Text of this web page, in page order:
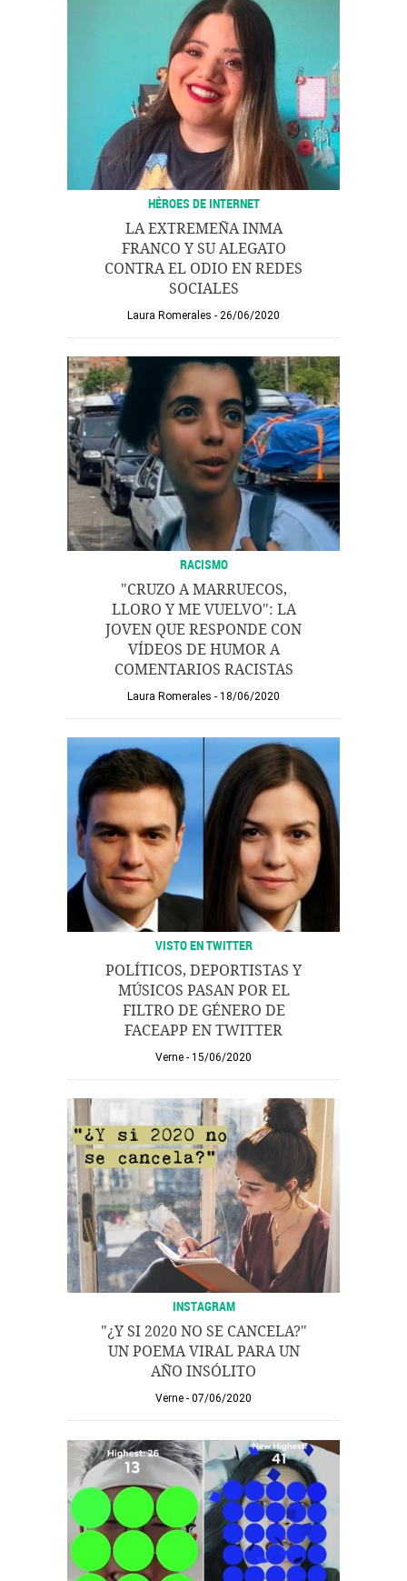
HÉROES DE INTERNET
LA EXTREMEÑA INMA
FRANCO Y SU ALEGATO
CONTRA EL ODIO EN REDES
SOCIALES
Laura Romerales 26/06/2020
RACISMO
"CRUZO A MARRUECOS,
LLORO Y ME VUELVO": LA
JOVEN QUE RESPONDE CON
VÍDEOS DE HUMOR A
COMENTARIOS RACISTAS
Laura Romerales 18/06/2020
VISTO EN TWITTER
POLÍTICOS, DEPORTISTAS Y
MÚSICOS PASAN POR EL
FILTRO DE GÉNERO DE
FACEAPP EN TWITTER
Verne 15/06/2020
INSTAGRAM
"¿Y SI 2020 NO SE CANCELA?"
UN POEMA VIRAL PARA UN
AÑO INSÓLITO
Verne 07/06/2020